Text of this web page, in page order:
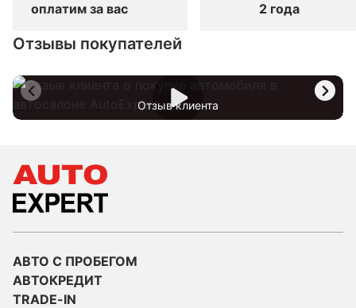
оплатим за вас
2 года
Отзывы покупателей
Отзыв клиента
АВТО С ПРОБЕГОМ
АВТОКРЕДИТ
TRADE-IN